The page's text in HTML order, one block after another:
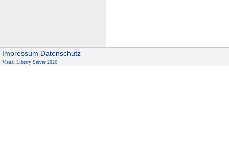
Impressum Datenschutz
Visual Library Server 2026